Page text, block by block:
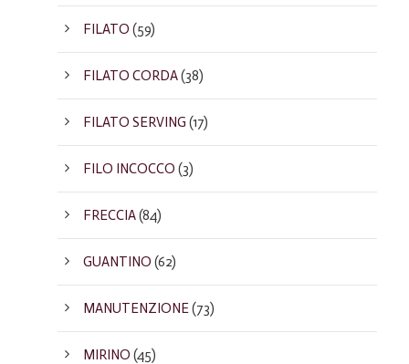
FILATO (59)
FILATO CORDA(38)
FILATO SERVING (17)
FILO INCOCCO (3)
FRECCIA(84)
GUANTINO (62)
MANUTENZIONE(73)
MIRINO (45)